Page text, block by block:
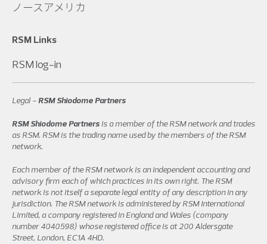
ノースアメリカ
RSM Links
RSM log-in
Legal -RSM Shiodome Partners
RSM Shiodome Partners is a member of the RSM network and trades
as RSM. RSM is the trading name used by the members of the RSM
network.
Each member of the RSM network is an independent accounting and
advisory firm each of which practices in its own right. The RSM
network is not itself a separate legal entity of any description in any
jurisdiction. The RSM network is administered by RSM International
Limited, a company registered in England and Wales (company
number 4040598) whose registered office is at 200 Aldersgate
Street, London, EC1A 4HD.